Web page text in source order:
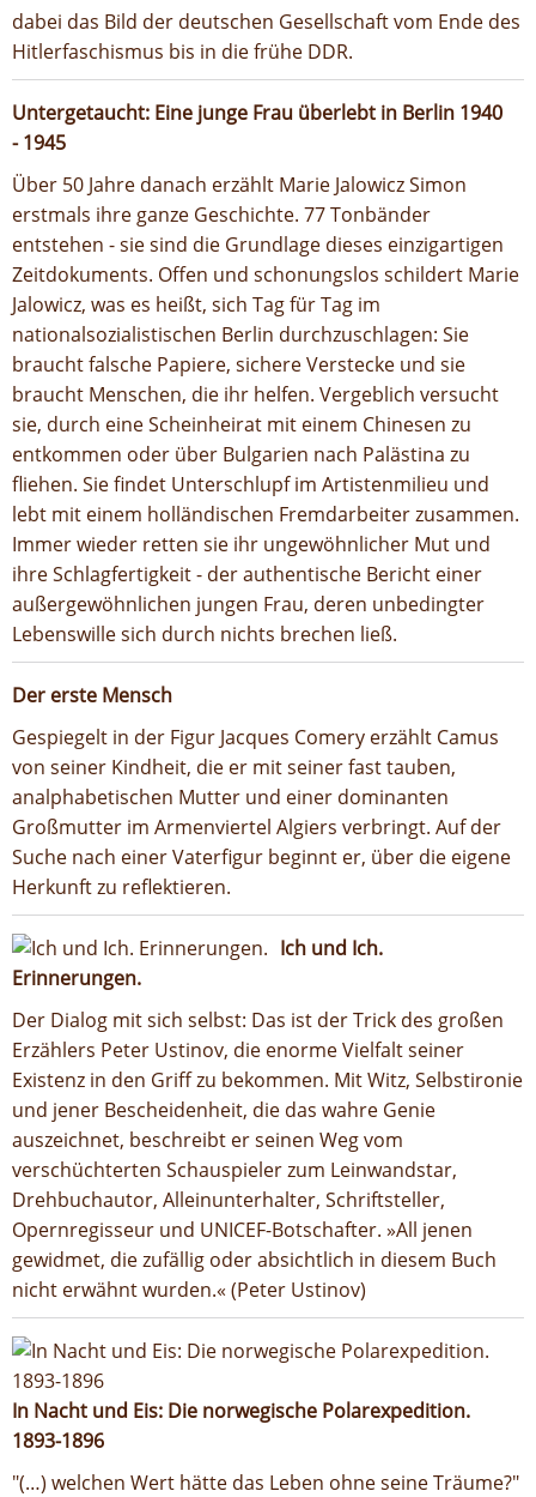
dabei das Bild der deutschen Gesellschaft vom Ende des
Hitlerfaschismus bis in die frühe DDR.
Untergetaucht: Eine junge Frau überlebt in Berlin 1940
- 1945
Über 50 Jahre danach erzählt Marie Jalowicz Simon
erstmals ihre ganze Geschichte. 77 Tonbänder
entstehen - sie sind die Grundlage dieses einzigartigen
Zeitdokuments. Offen und schonungslos schildert Marie
Jalowicz, was es heißt, sich Tag für Tag im
nationalsozialistischen Berlin durchzuschlagen: Sie
braucht falsche Papiere, sichere Verstecke und sie
braucht Menschen, die ihr helfen. Vergeblich versucht
sie, durch eine Scheinheirat mit einem Chinesen zu
entkommen oder über Bulgarien nach Palästina zu
fliehen. Sie findet Unterschlupf im Artistenmilieu und
lebt mit einem holländischen Fremdarbeiter zusammen.
Immer wieder retten sie ihr ungewöhnlicher Mut und
ihre Schlagfertigkeit - der authentische Bericht einer
außergewöhnlichen jungen Frau, deren unbedingter
Lebenswille sich durch nichts brechen ließ.
Der erste Mensch
Gespiegelt in der Figur Jacques Comery erzählt Camus
von seiner Kindheit, die er mit seiner fast tauben,
analphabetischen Mutter und einer dominanten
Großmutter im Armenviertel Algiers verbringt. Auf der
Suche nach einer Vaterfigur beginnt er, über die eigene
Herkunft zu reflektieren.
Ich und Ich.
Erinnerungen.
Der Dialog mit sich selbst: Das ist der Trick des großen
Erzählers Peter Ustinov, die enorme Vielfalt seiner
Existenz in den Griff zu bekommen. Mit Witz, Selbstironie
und jener Bescheidenheit, die das wahre Genie
auszeichnet, beschreibt er seinen Weg vom
verschüchterten Schauspieler zum Leinwandstar,
Drehbuchautor, Alleinunterhalter, Schriftsteller,
Opernregisseur und UNICEF-Botschafter. »All jenen
gewidmet, die zufällig oder absichtlich in diesem Buch
nicht erwähnt wurden.« (Peter Ustinov)
In Nacht und Eis: Die norwegische Polarexpedition.
1893-1896
"(…) welchen Wert hätte das Leben ohne seine Träume?"